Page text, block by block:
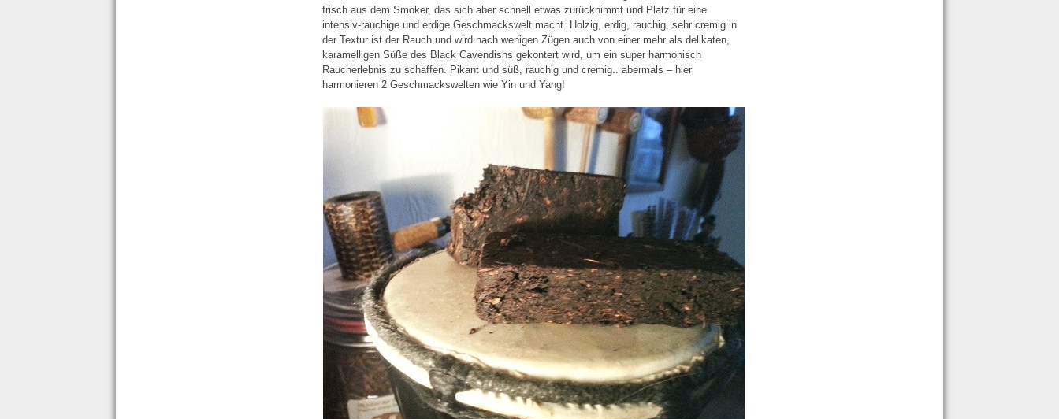
frisch aus dem Smoker, das sich aber schnell etwas zurücknimmt und Platz für eine
intensiv-rauchige und erdige Geschmackswelt macht. Holzig, erdig, rauchig, sehr cremig in
der Textur ist der Rauch und wird nach wenigen Zügen auch von einer mehr als delikaten,
karamelligen Süße des Black Cavendishs gekontert wird, um ein super harmonisch
Raucherlebnis zu schaffen. Pikant und süß, rauchig und cremig.. abermals – hier
harmonieren 2 Geschmackswelten wie Yin und Yang!